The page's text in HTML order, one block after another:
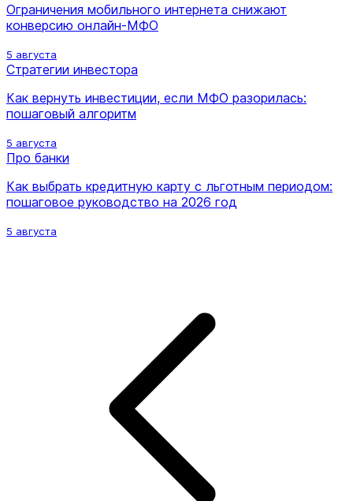
Ограничения мобильного интернета снижают
конверсию онлайн-МФО
5 августа
Стратегии инвестора
Как вернуть инвестиции, если МФО разорилась:
пошаговый алгоритм
5 августа
Про банки
Как выбрать кредитную карту с льготным периодом:
пошаговое руководство на 2026 год
5 августа